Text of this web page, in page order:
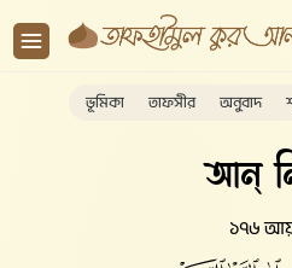
ভূমিকা তাফসীর অনুবাদ
আন্
১৭৬